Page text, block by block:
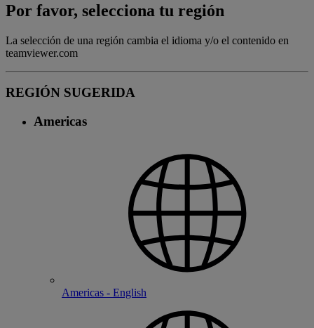
Por favor, selecciona tu región
La selección de una región cambia el idioma y/o el contenido en
teamviewer.com
REGIÓN SUGERIDA
Americas
Americas - English